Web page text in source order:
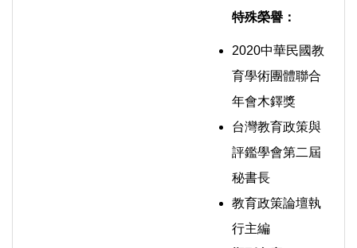
特殊榮譽：
2020中華民國教
育學術團體聯合
年會木鐸獎
台灣教育政策與
評鑑學會第二屆
秘書長
教育政策論壇執
行主編